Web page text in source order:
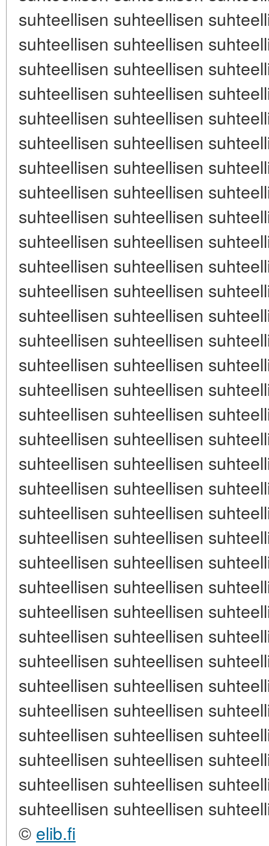
suhteellisen suhteellisen
suhteellisen suhteellisen
suhteellisen suhteellisen
suhteellisen suhteellisen
suhteellisen suhteellisen
suhteellisen suhteellisen
suhteellisen suhteellisen
suhteellisen suhteellisen
suhteellisen suhteellisen
suhteellisen suhteellisen
suhteellisen suhteellisen
suhteellisen suhteellisen
suhteellisen suhteellisen
suhteellisen suhteellisen
suhteellisen suhteellisen
suhteellisen suhteellisen
suhteellisen suhteellisen
suhteellisen suhteellisen
suhteellisen suhteellisen
suhteellisen suhteellisen
suhteellisen suhteellisen
suhteellisen suhteellisen
suhteellisen suhteellisen
suhteellisen suhteellisen
suhteellisen suhteellisen
suhteellisen suhteellisen
suhteellisen suhteellisen
suhteellisen suhteellisen
suhteellisen suhteellisen
suhteellisen suhteellisen
suhteellisen suhteellisen
suhteellisen suhteellisen
suhteellisen suhteellisen
© elib.fi